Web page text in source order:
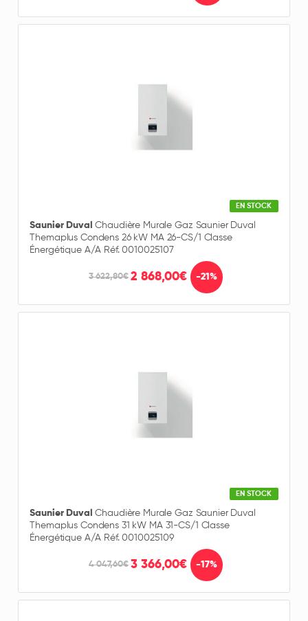
EN STOCK
Saunier Duval Chaudière Murale Gaz Saunier Duval
Themaplus Condens 26 kW MA 26-CS/1 Classe
Énergétique A/A Réf. 0010025107
3 622,80€ 2 868,00€ -21%
EN STOCK
Saunier Duval Chaudière Murale Gaz Saunier Duval
Themaplus Condens 31 kW MA 31-CS/1 Classe
Énergétique A/A Réf. 0010025109
4 047,60€ 3 366,00€ -17%